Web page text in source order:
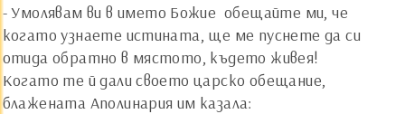
- Умолявам ви в името Божие ­ обещайте ми, че
когато узнаете истината, ще ме пуснете да си
отида обратно в мястото, където живея!
Когато те й дали своето царско обещание,
блажената Аполинария им казала: